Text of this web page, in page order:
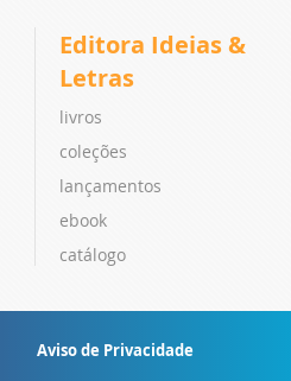
Editora Ideias &
Letras
livros
coleções
lançamentos
ebook
catálogo
Aviso de Privacidade